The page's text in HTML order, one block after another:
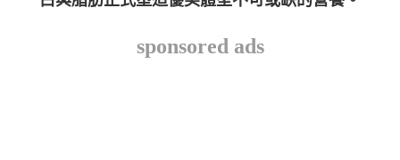
sponsored ads